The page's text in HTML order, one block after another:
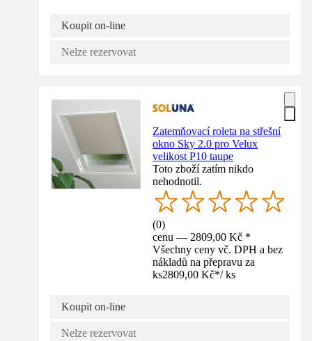
Koupit on-line
Nelze rezervovat
Zatemňovací roleta na střešní
okno Sky 2.0 pro Velux
velikost P10 taupe
Toto zboží zatím nikdo
nehodnotil.
(0)
cenu — 2809,00 Kč *
Všechny ceny vč. DPH a bez
nákladů na přepravu za
ks2809,00 Kč*/ ks
Koupit on-line
Nelze rezervovat